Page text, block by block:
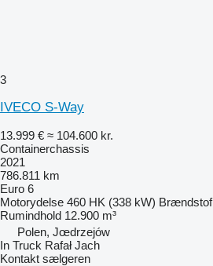
3
IVECO S-Way
13.999 € ≈ 104.600 kr.
Containerchassis
2021
786.811 km
Euro 6
Motorydelse 460 HK (338 kW) Brændstof
Rumindhold 12.900 m³
Polen, Jœdrzejów
In Truck Rafał Jach
Kontakt sælgeren